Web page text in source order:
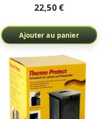
22,50 €
Ajouter au panier